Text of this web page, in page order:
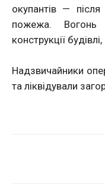
окупантів —
пожежа. Вогонь
конструкції
Надзвичайники
та ліквідували